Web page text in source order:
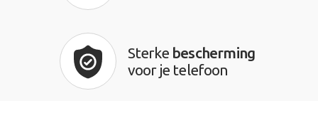
Sterke bescherming
voor je telefoon